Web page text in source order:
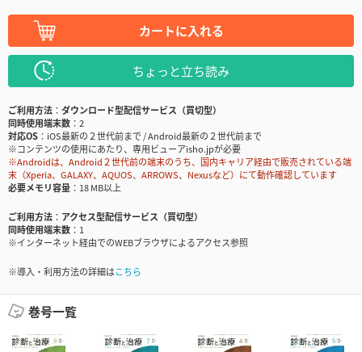
カートに入れる
ちょっと立ち読み
ご利用方法
ダウンロード型配信サービス（買切型）
同時使用端末数
2
対応OS
iOS最新の２世代前まで / Android最新の２世代前まで
※コンテンツの使用にあたり、専用ビューアisho.jpが必要
※Androidは、Android２世代前の端末のうち、国内キャリア経由で販売されている端
末（Xperia、GALAXY、AQUOS、ARROWS、Nexusなど）にて動作確認しています
必要メモリ容量
18 MB以上
ご利用方法
アクセス型配信サービス（買切型）
同時使用端末数
1
※インターネット経由でのWEBブラウザによるアクセス参照
※導入・利用方法の詳細はこちら
巻号一覧